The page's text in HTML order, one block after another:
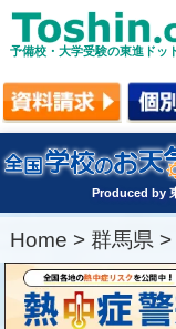
予備校・大学受験の東進ドッ
Produced by
Home > 群馬県 >